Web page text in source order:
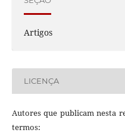
Artigos
LICENÇA
Autores que publicam nesta
termos: